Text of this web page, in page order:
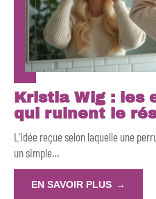
Kristia Wig : les
qui ruinent le
L'idée reçue selon laquelle une
un simple…
EN SAVOIR PLUS